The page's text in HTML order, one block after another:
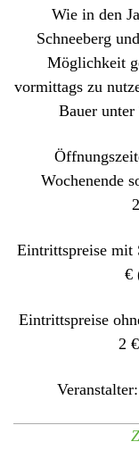
Wie in den
Schneeberg
Möglichkeit
vormittags zu
Bauer unter
Wochenende
Eintrittspreise mit
€
Eintrittspreise
2